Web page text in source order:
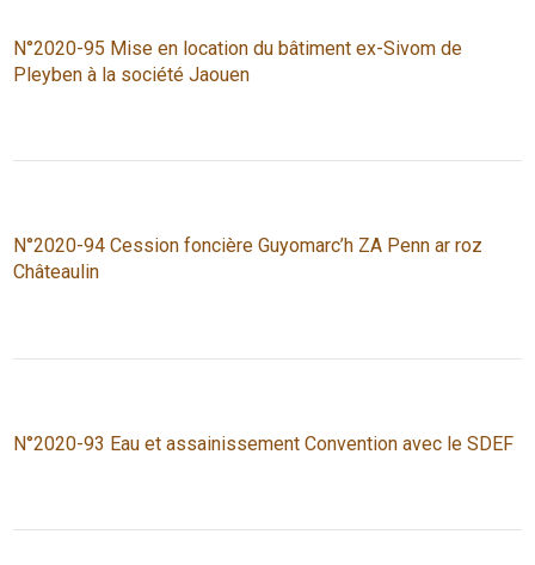
N°2020-95 Mise en location du bâtiment ex-Sivom de
Pleyben à la société Jaouen
N°2020-94 Cession foncière Guyomarc’h ZA Penn ar roz
Châteaulin
N°2020-93 Eau et assainissement Convention avec le SDEF